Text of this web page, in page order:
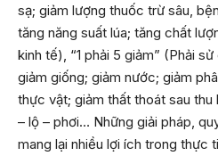
sạ; giảm lượng thuốc trừ sâu,
tăng năng suất lúa; tăng chất
kinh tế), “1 phải 5 giảm” (Phải
giảm giống; giảm nước; giảm
thực vật; giảm thất thoát sau
– lộ – phơi… Những giải pháp,
mang lại nhiều lợi ích trong thực